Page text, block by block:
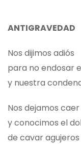
ANTIGRAVEDAD
Nos dijimos adiós
para no endosar
y nuestra
Nos dejamos
y conocimos el
de cavar agujeros